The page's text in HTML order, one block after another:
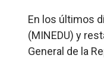
En los últimos
(MINEDU) y
General de la